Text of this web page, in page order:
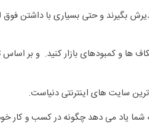
بگیرند و حتی بسیاری با داشتن فوق
و کمبودهای بازار کنید. و بر
یاد می دهد چگونه در کسب و کار خود